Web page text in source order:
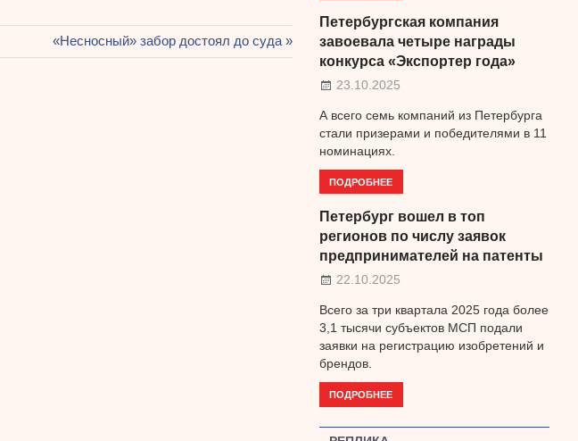
Следующая
запись:
«Несносный» забор достоял до суда
Петербургская компания
завоевала четыре награды
конкурса «Экспортер года»
23.10.2025
А всего семь компаний из Петербурга
стали призерами и победителями в 11
номинациях.
ПОДРОБНЕЕ
Петербург вошел в топ
регионов по числу заявок
предпринимателей на патенты
22.10.2025
Всего за три квартала 2025 года более
3,1 тысячи субъектов МСП подали
заявки на регистрацию изобретений и
брендов.
ПОДРОБНЕЕ